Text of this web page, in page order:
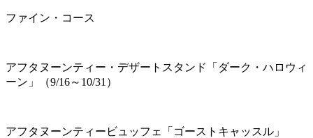
ファイン・コース
アフタヌーンティー・デザートスタンド「ダーク・ハロウィ
ーン」（9/16～10/31）
アフタヌーンティービュッフェ「ゴーストキャッスル」